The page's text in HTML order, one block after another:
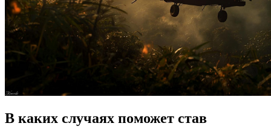
В каких случаях поможет став